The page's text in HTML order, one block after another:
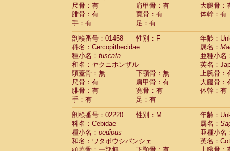
Cebidae Saimiri boliviensis
Cebidae Saimiri sciureus
Atelidae Alouatta caraya
AtelidaeAlouatta fusca
AtelidaeAlouatta seniculus
AtelidaeAlouatta
Atelidae Ateles belzebuth
Atelidae Ateles geoffroyi
Atelidae Ateles paniscus
Atelidae Atelesspp.
Atelidae Lagothrix lagothricha
AtelidaeLagothrix lagothricha cana(0)
Pitheciidae
Cacajao calvus
Pitheciidae
Callicebus cupreus(0)
Pitheciidae Callicebus donacophilus(0)
PitheciidaeCallicebus moloch(0)
尺骨：有
肩甲骨：有
大腿骨：
腓骨：有
寛骨：有
体幹：有
手：有
足：有
剖検番号：01458
性別：F
年齢：
科名：Cercopithecidae
属名：
種小名： fuscata
亜種小名
和名：ヤクニホンザル
英名：
頭蓋骨：無
下顎骨：無
上腕骨：
尺骨：有
肩甲骨：有
大腿骨：
腓骨：有
寛骨：有
体幹：有
手：有
足：有
剖検番号：02220
性別：M
年齢：
科名：Cebidae
属名：
種小名： oedipus
亜種小名
和名：ワタボウシパンシェ
英名：